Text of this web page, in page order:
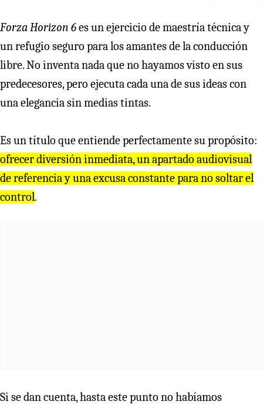
Forza Horizon 6es un ejercicio de maestría técnica y
un refugio seguro para los amantes de la conducción
libre. No inventa nada que no hayamos visto en sus
predecesores, pero ejecuta cada una de sus ideas con
una elegancia sin medias tintas.
Es un título que entiende perfectamente su propósito:
ofrecer diversión inmediata, un apartado audiovisual
de referencia y una excusa constante para no soltar el
control.
Si se dan cuenta, hasta este punto no habíamos